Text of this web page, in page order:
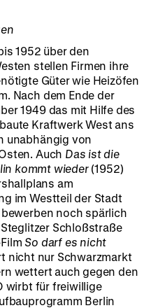
1952 über den
stellen Firmen ihre
Güter wie Heizöfen
Nach dem Ende der
1949 das mit Hilfe des
Kraftwerk West ans
unabhängig von
Auch Das ist die
kommt wieder(1952)
am
im Westteil der Stadt
noch spärlich
Schloßstraße
So darf es nicht
nicht nur Schwarzmarkt
wettert auch gegen den
wirbt für freiwillige
Berlin